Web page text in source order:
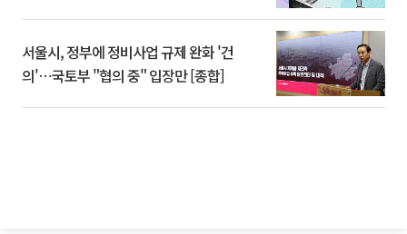
서울시, 정부에 정비사업 규제 완화 '건
의'⋯국토부 "협의 중" 입장만 [종합]